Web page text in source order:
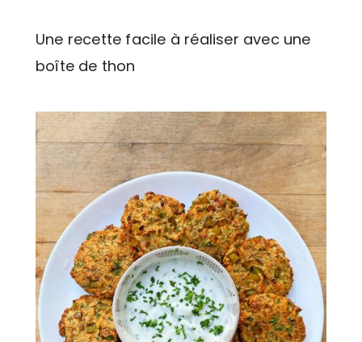
Une recette facile à réaliser avec une
boîte de thon